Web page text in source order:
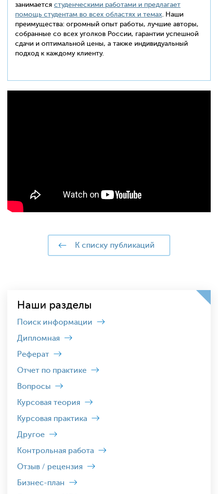
занимается студенческими работами и предлагает
помощь студентам во всех областях и темах. Наши
преимущества: огромный опыт работы, лучшие авторы,
собранные со всех уголков России, гарантии успешной
сдачи и оптимальной цены, а также индивидуальный
подход к каждому клиенту.
к списку публикаций
Наши разделы
Поиск информации
Дипломная
Реферат
Отчет по практике
Вопросы
Курсовая теория
Курсовая практика
Другое
Контрольная работа
Отзыв / рецензия
Бизнес-план